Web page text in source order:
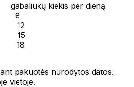
kiekis per dieną
8
pakuotės nurodytos datos.
vietoje.